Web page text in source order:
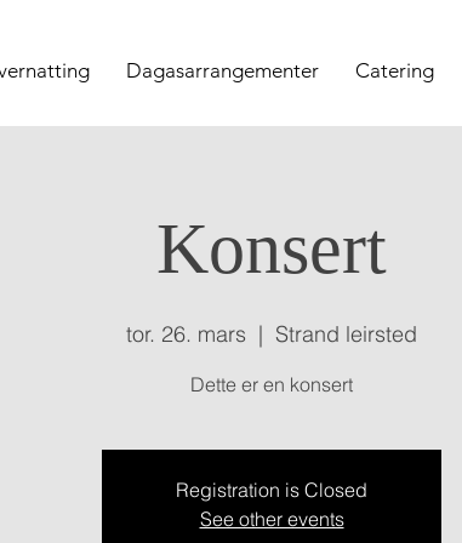
Dagasarrangementer Catering
Konsert
tor. 26. mars
  |
Strand leirsted
Dette er en konsert
Registration is Closed
See other events